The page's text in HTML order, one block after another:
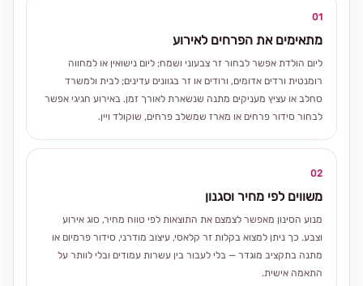
01
מתאימים את הפרחים לאירוע
ליום הולדת אפשר לבחור זר צבעוני ושמח; ליום נישואין או למחווה
רומנטית ורדים אדומים, ורודים או זר בגוונים עדינים; לבית ולמשרד
סחלב או עציץ מעניקים מתנה שנשארת לאורך זמן. באירוע חגיגי אפשר
לבחור סידור פרחים או מארז שמשלב פרחים, שוקולד ויין.
02
משווים לפי מחיר וסגנון
מנוע הסינון מאפשר לצמצם את התוצאות לפי טווח מחיר, סוג אירוע
וצבע. כך ניתן למצוא בקלות זר קלאסי, עיצוב מודרני, סידור פרמיום או
מתנה בתקציב מוגדר — בלי לעבור בין עשרות עמודים ובלי לוותר על
התאמה אישית.